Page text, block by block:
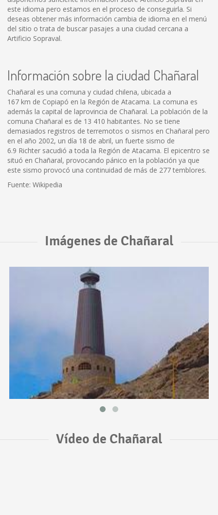
este idioma pero estamos en el proceso de conseguirla. Si
deseas obtener más información cambia de idioma en el menú
del sitio o trata de buscar pasajes a una ciudad cercana a
Artificio Sopraval.
Información sobre la ciudad Chañaral
Chañaral es una comuna y ciudad chilena, ubicada a
167 km de Copiapó en la Región de Atacama. La comuna es
además la capital de laprovincia de Chañaral. La población de la
comuna Chañaral es de 13 410 habitantes. No se tiene
demasiados registros de terremotos o sismos en Chañaral pero
en el año 2002, un día 18 de abril, un fuerte sismo de
6.9 Richter sacudió a toda la Región de Atacama. El epicentro se
situó en Chañaral, provocando pánico en la población ya que
este sismo provocó una continuidad de más de 277 temblores.
Fuente: Wikipedia
Imágenes de Chañaral
Vídeo de Chañaral